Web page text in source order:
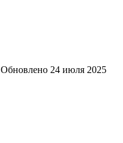
Обновлено 24 июля 2025